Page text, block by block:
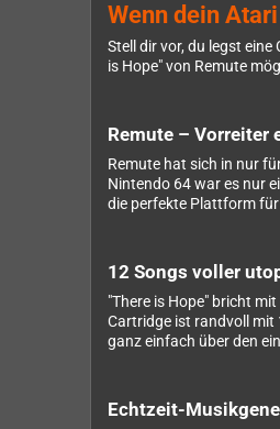
Wenn dein
Stell dir vor, du legst
is Hope" von Remute
Remute – Vorreiter
Remute hat sich in nur
Nintendo 64 war es nur
die perfekte Plattform
12 Songs voller
"There is Hope" bricht
Cartridge ist randvoll mit
ganz einfach über den
Echtzeit-